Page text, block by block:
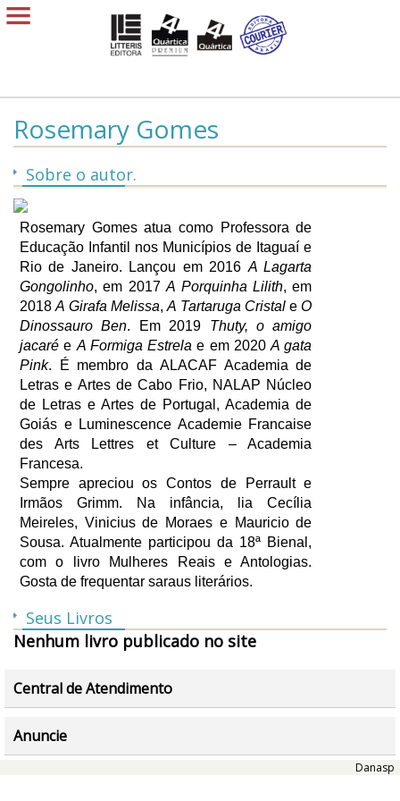
Rosemary Gomes
Sobre o autor.
Rosemary Gomes atua como Professora de
Educação Infantil nos Municípios de Itaguaí e
Rio de Janeiro. Lançou em 2016 A Lagarta
Gongolinho, em 2017A Porquinha Lilith, em
2018A Girafa Melissa,A Tartaruga CristaleO
Dinossauro Ben. Em 2019 Thuty, o amigo
jacaré e A Formiga Estrela e em 2020A gata
Pink. É membro da ALACAF Academia de
Letras e Artes de Cabo Frio, NALAP Núcleo
de Letras e Artes de Portugal, Academia de
Goiás e Luminescence Academie Francaise
des Arts Lettres et Culture – Academia
Francesa.
Sempre apreciou os Contos de Perrault e
Irmãos Grimm. Na infância, lia Cecília
Meireles, Vinicius de Moraes e Mauricio de
Sousa. Atualmente participou da 18ª Bienal,
com o livro Mulheres Reais e Antologias.
Gosta de frequentar saraus literários.
Seus Livros
Nenhum livro publicado no site
Central de Atendimento
Horário de atendimento das 9h às 17hs,
Anuncie
Danasp